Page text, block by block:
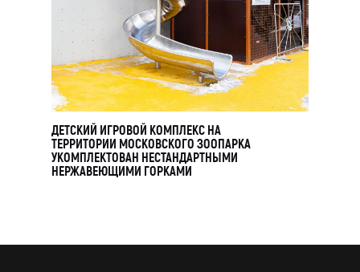
ДЕТСКИЙ ИГРОВОЙ КОМПЛЕКС НА
ТЕРРИТОРИИ МОСКОВСКОГО ЗООПАРКА
УКОМПЛЕКТОВАН НЕСТАНДАРТНЫМИ
НЕРЖАВЕЮЩИМИ ГОРКАМИ
ОТПРАВИТЬ